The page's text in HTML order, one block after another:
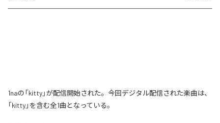
1naの「kitty」が配信開始された。今回デジタル配信された楽曲は、
「kitty」を含む全1曲となっている。